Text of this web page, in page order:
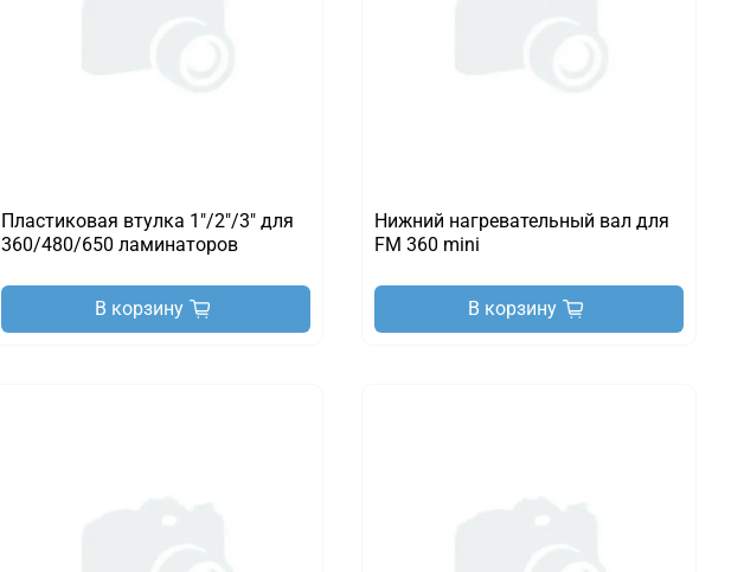
Пластиковая втулка 1"/2"/3" для
360/480/650 ламинаторов
В корзину
Нижний нагревательный вал для
FM 360 mini
В корзину